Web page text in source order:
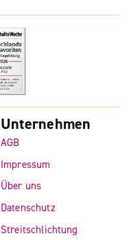
Unternehmen
AGB
Impressum
Über uns
Datenschutz
Streitschlichtung